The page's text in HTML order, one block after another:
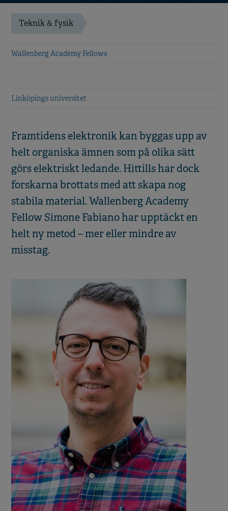
Teknik & fysik
Wallenberg Academy Fellows
Linköpings universitet
Framtidens elektronik kan byggas upp av
helt organiska ämnen som på olika sätt
görs elektriskt ledande. Hittills har dock
forskarna brottats med att skapa nog
stabila material. Wallenberg Academy
Fellow Simone Fabiano har upptäckt en
helt ny metod – mer eller mindre av
misstag.